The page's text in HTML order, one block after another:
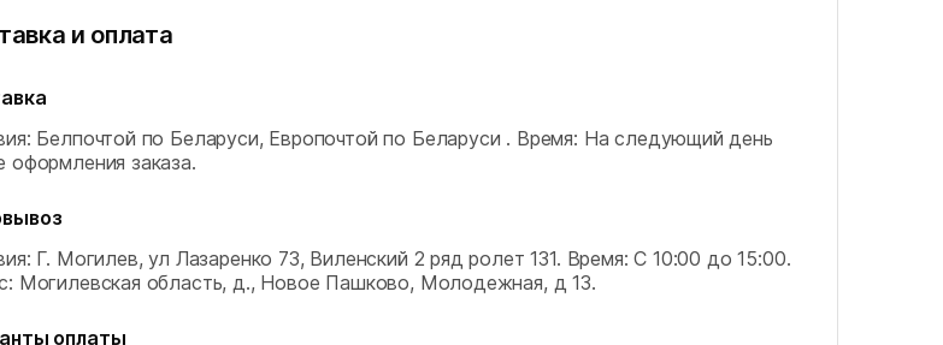
и оплата
Белпочтой по Беларуси, Европочтой по Беларуси . Время: На следующий день
оформления заказа.
Г. Могилев, ул Лазаренко 73, Виленский 2 ряд ролет 131. Время: С 10:00 до 15:00.
Могилевская область, д., Новое Пашково, Молодежная, д 13.
оплаты